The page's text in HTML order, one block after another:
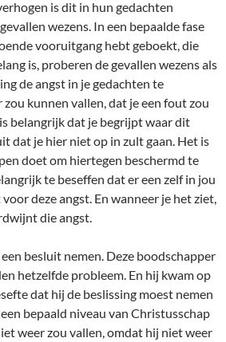
is dit in hun gedachten
wezens. In een bepaalde fase
vooruitgang hebt geboekt, die
is, proberen de gevallen wezens als
de angst in je gedachten te
kunnen vallen, dat je een fout zou
belangrijk dat je begrijpt waar dit
dat je hier niet op in zult gaan. Het is
doet om hiertegen beschermd te
te beseffen dat er een zelf in jou
deze angst. En wanneer je het ziet,
die angst.
besluit nemen. Deze boodschapper
hetzelfde probleem. En hij kwam op
dat hij de beslissing moest nemen
bepaald niveau van Christusschap
weer zou vallen, omdat hij niet weer